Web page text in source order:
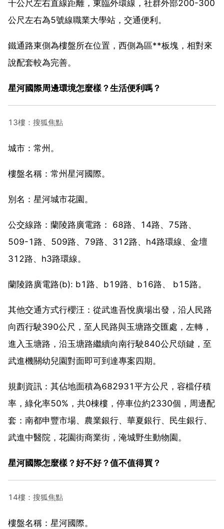
千公尺左右直線距離，東臨外環線，社群外部200-300
公尺左右為5號線職業大學站，交通便利。
鐵通路東側為樓盤所在位置，西側為區**板塊，相對來
說配套較為完善。
星河國際周邊環境怎麼樣？生活便利嗎？
13樓：搜狐焦點
城市：常州。
樓盤名稱：常州星河國際。
別名：星河城市花園。
公交線路：蘭陵路廣電路： 68路、14路、75路、
509-1路、509路、79路、312路、h4路環線、金壇
312路、h3路環線。
蘭陵路廣電路(b): b1路、b19路、b16路、 b15路。
其他交通方式行櫻汪：從武進吾悅廣場出發，沿人民路
向西行駛390公尺，至人民路與玉塘路交匯處，左轉，
進入玉塘路，沿玉塘路繼續向南行駛840公尺頌鍵，至
武進機關幼兒園對面即可到達專案四期。
規劃資訊：其佔地面積為682931平方公尺，容檔仔積
率，綠化率50%，共0棟樓，停車位約2330個，周邊配
套：南都申豐市場、農業銀行、華夏銀行、民生銀行、
武進中醫院，花園街商業街，淹城野生動物園。
星河國際怎麼樣？好不好？值不值得買？
14樓：搜狐焦點
樓盤名稱：星河國際。